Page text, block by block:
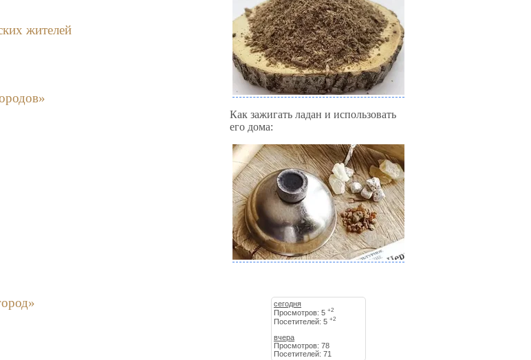
жителей
Как зажигать ладан и использовать
его дома:
сегодня
Просмотров: 5+2
Посетителей: 5+2
вчера
Просмотров: 78
Посетителей: 71